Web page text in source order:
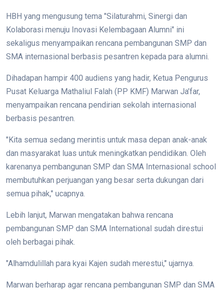
HBH yang mengusung tema "Silaturahmi, Sinergi dan
Kolaborasi menuju Inovasi Kelembagaan Alumni" ini
sekaligus menyampaikan rencana pembangunan SMP dan
SMA internasional berbasis pesantren kepada para alumni.
Dihadapan hampir 400 audiens yang hadir, Ketua Pengurus
Pusat Keluarga Mathaliul Falah (PP KMF) Marwan Ja’far,
menyampaikan rencana pendirian sekolah internasional
berbasis pesantren.
"Kita semua sedang merintis untuk masa depan anak-anak
dan masyarakat luas untuk meningkatkan pendidikan. Oleh
karenanya pembangunan SMP dan SMA Internasional school
membutuhkan perjuangan yang besar serta dukungan dari
semua pihak," ucapnya.
Lebih lanjut, Marwan mengatakan bahwa rencana
pembangunan SMP dan SMA International sudah direstui
oleh berbagai pihak.
"Alhamdulillah para kyai Kajen sudah merestui," ujarnya.
Marwan berharap agar rencana pembangunan SMP dan SMA